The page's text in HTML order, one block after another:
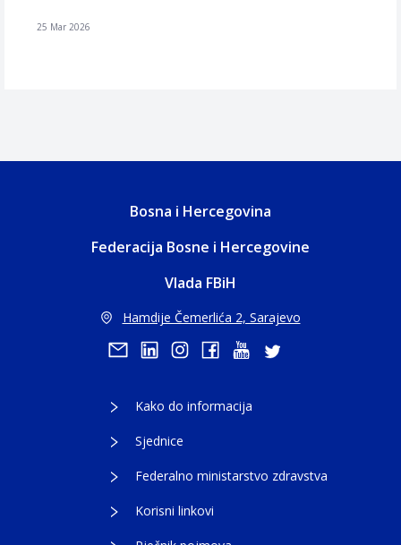
25 Mar 2026
Bosna i Hercegovina
Federacija Bosne i Hercegovine
Vlada FBiH
Hamdije Čemerlića 2, Sarajevo
Kako do informacija
Sjednice
Federalno ministarstvo zdravstva
Korisni linkovi